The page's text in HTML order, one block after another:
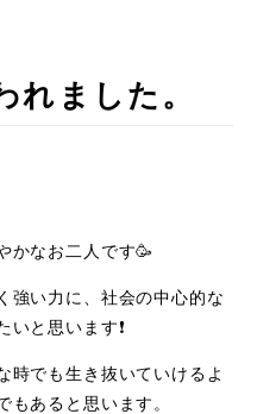
れました。
かなお二人です🥳
強い力に、社会の中心的な
と思います❗
時でも生き抜いていけるよ
もあると思います。